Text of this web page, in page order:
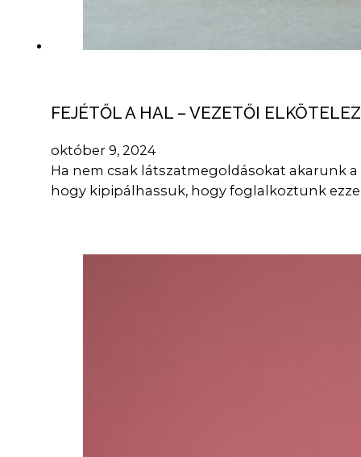
FEJÉTŐL A HAL – VEZETŐI
október 9, 2024
Ha nem csak látszatmegoldásokat akarunk
hogy kipipálhassuk, hogy foglalkoztunk